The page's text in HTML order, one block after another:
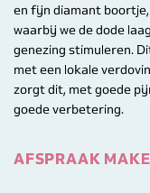
en fijn diamant
waarbij we de dode
genezing stimuleren.
met een lokale
zorgt dit, met goede
goede verbetering.
AFSPRAAK